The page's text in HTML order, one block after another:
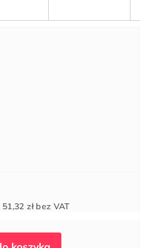
51,32 złbez VAT